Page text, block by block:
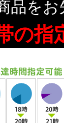
品を
の指